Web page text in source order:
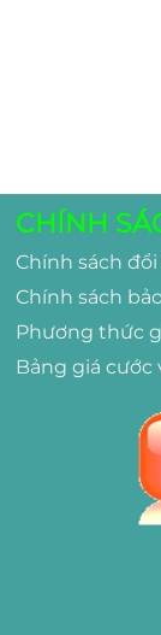
CHÍNH
Chính sách đổi
Chính sách
Phương thức
Bảng giá